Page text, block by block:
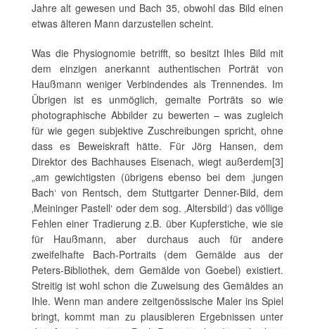
Jahre alt gewesen und Bach 35, obwohl das Bild einen
etwas älteren Mann darzustellen scheint.
Was die Physiognomie betrifft, so besitzt Ihles Bild mit
dem einzigen anerkannt authentischen Porträt von
Haußmann weniger Verbindendes als Trennendes. Im
Übrigen ist es unmöglich, gemalte Porträts so wie
photographische Abbilder zu bewerten – was zugleich
für wie gegen subjektive Zuschreibungen spricht, ohne
dass es Beweiskraft hätte. Für Jörg Hansen, dem
Direktor des Bachhauses Eisenach, wiegt außerdem[3]
„am gewichtigsten (übrigens ebenso bei dem ‚jungen
Bach‘ von Rentsch, dem Stuttgarter Denner-Bild, dem
‚Meininger Pastell‘ oder dem sog. ‚Altersbild‘) das völlige
Fehlen einer Tradierung z.B. über Kupferstiche, wie sie
für Haußmann, aber durchaus auch für andere
zweifelhafte Bach-Portraits (dem Gemälde aus der
Peters-Bibliothek, dem Gemälde von Goebel) existiert.
Streitig ist wohl schon die Zuweisung des Gemäldes an
Ihle. Wenn man andere zeitgenössische Maler ins Spiel
bringt, kommt man zu plausibleren Ergebnissen unter